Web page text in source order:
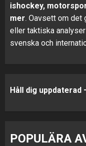
ishockey,
mer. Oavsett om det
eller taktiska
svenska och
Håll dig
POPULÄRA